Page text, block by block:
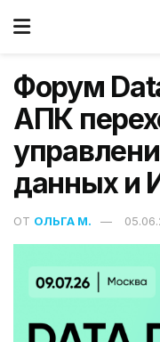
Форум
АПК
данных и
ОТ ОЛЬГА М.